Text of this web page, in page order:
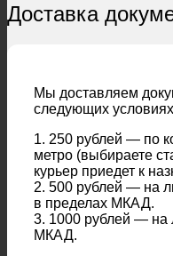
Доставка
Мы доставляем
следующих
1. 250 рублей — по
метро (выбираете
курьер приедет к
2. 500 рублей — на
в пределах МКАД.
3. 1000 рублей — на
МКАД.